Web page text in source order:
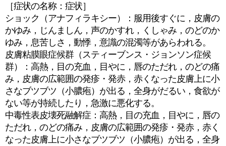
［症状の名称：症状］
ショック（アナフィラキシー）：服用後すぐに，皮膚の
かゆみ，じんましん，声のかすれ，くしゃみ，のどのか
ゆみ，息苦しさ，動悸，意識の混濁等があらわれる。
皮膚粘膜眼症候群（スティーブンス・ジョンソン症候
群）：高熱，目の充血，目やに，唇のただれ，のどの痛
み，皮膚の広範囲の発疹・発赤，赤くなった皮膚上に小
さなブツブツ（小膿疱）が出る，全身がだるい，食欲が
ない等が持続したり，急激に悪化する。
中毒性表皮壊死融解症：高熱，目の充血，目やに，唇の
ただれ，のどの痛み，皮膚の広範囲の発疹・発赤，赤く
なった皮膚上に小さなブツブツ（小膿疱）が出る，全身